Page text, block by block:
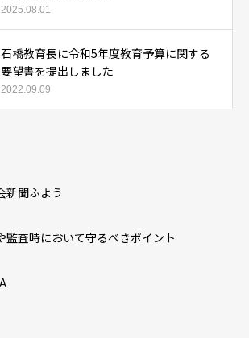
2025.08.01
石橋教育長に令和5年度教育予算に関する
要望書を提出しました
2022.09.09